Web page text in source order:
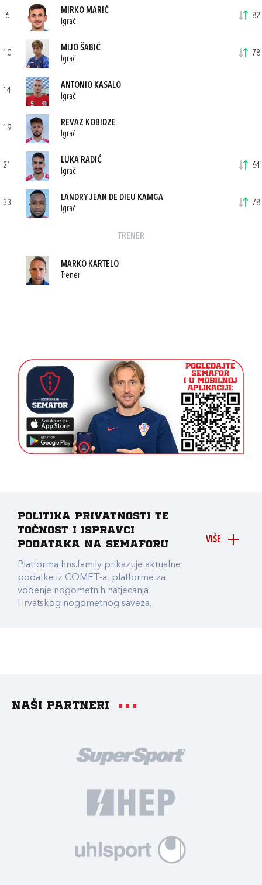
6
MIRKO MARIĆ
Igrač
82'
10
MIJO ŠABIĆ
Igrač
78'
14
ANTONIO KASALO
Igrač
19
REVAZ KOBIDZE
Igrač
21
LUKA RADIĆ
Igrač
64'
33
LANDRY JEAN DE DIEU KAMGA
Igrač
78'
TRENER
MARKO KARTELO
Trener
VIŠE
Politika privatnosti te
točnost i ispravci
podataka na Semaforu
Platforma hns.family prikazuje aktualne
podatke iz COMET-a, platforme za
vođenje nogometnih natjecanja
Hrvatskog nogometnog saveza.
Naši partneri